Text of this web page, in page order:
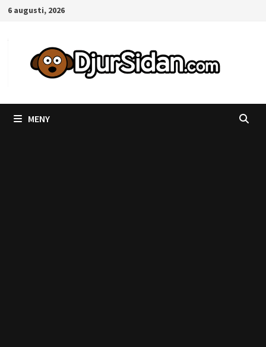
Hoppa
innehåll
6 augusti, 2026
MENY